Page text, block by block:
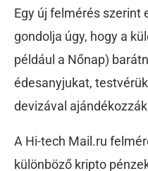
Egy új felmérés szerint
gondolja úgy, hogy a
például a Nőnap)
édesanyjukat,
devizával
A Hi-tech Mail.ru
különböző kripto